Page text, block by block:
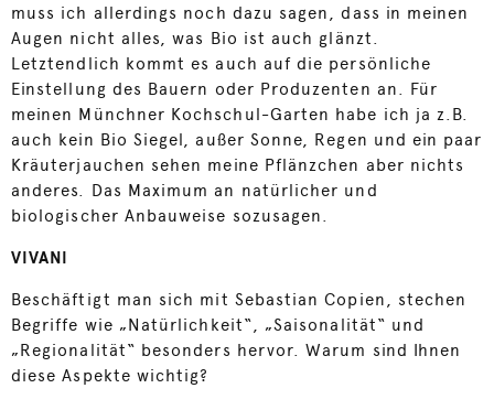
muss ich allerdings noch dazu sagen, dass in meinen
Augen nicht alles, was Bio ist auch glänzt.
Letztendlich kommt es auch auf die persönliche
Einstellung des Bauern oder Produzenten an. Für
meinen Münchner Kochschul-Garten habe ich ja z.B.
auch kein Bio Siegel, außer Sonne, Regen und ein paar
Kräuterjauchen sehen meine Pflänzchen aber nichts
anderes. Das Maximum an natürlicher und
biologischer Anbauweise sozusagen.
VIVANI
Beschäftigt man sich mit Sebastian Copien, stechen
Begriffe wie „Natürlichkeit“, „Saisonalität“ und
„Regionalität“ besonders hervor. Warum sind Ihnen
diese Aspekte wichtig?